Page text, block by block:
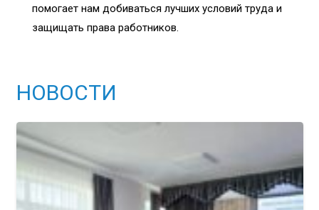
помогает нам добиваться лучших условий труда и
защищать права работников.
НОВОСТИ